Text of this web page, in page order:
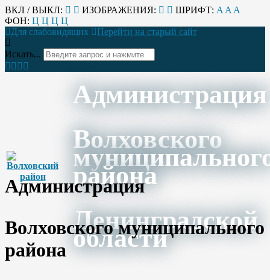
ВКЛ / ВЫКЛ: ИЗОБРАЖЕНИЯ: ШРИФТ: A A A
ФОН: Ц Ц Ц Ц
Для слабовидящих
Перейти на старый сайт
Искать...
Администрация
Волховского
района
Ленинградской
области
Администрация
Волховского муниципального
района